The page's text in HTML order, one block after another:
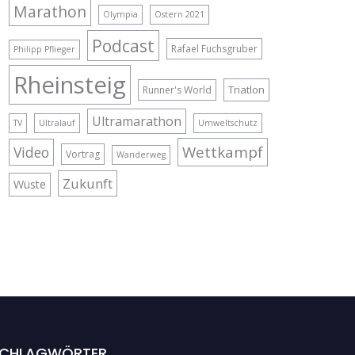
Marathon Olympia Ostern 2021
Philipp Pflieger Podcast Rafael Fuchsgruber
Rheinsteig Runner's World Triatlon
TV Ultralauf Ultramarathon Umweltschutz
Video Vortrag Wanderweg Wettkampf
Wüste Zukunft